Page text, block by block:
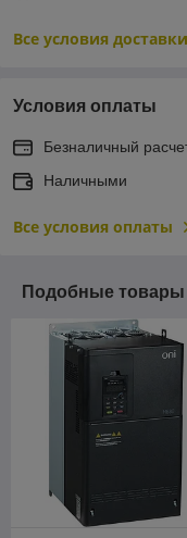
Все условия доставки
Условия оплаты
Безналичный
Наличными
Все условия оплаты
Подобные товары